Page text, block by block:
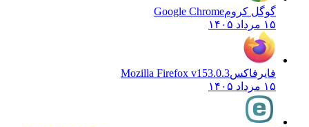
گوگل کروم Google Chrome
فایرفاکس Mozilla Firefox v153.0.3